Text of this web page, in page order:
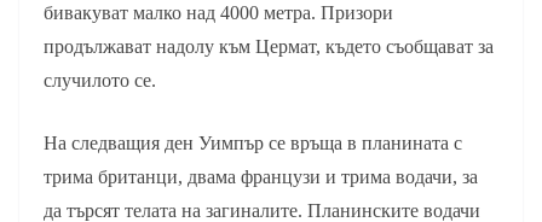
бивакуват малко над 4000 метра. Призори
продължават надолу към Цермат, където съобщават за
случилото се.
На следващия ден Уимпър се връща в планината с
трима британци, двама французи и трима водачи, за
да търсят телата на загиналите. Планинските водачи